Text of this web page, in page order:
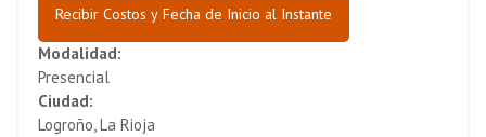
Recibir Costos y Fecha de Inicio al Instante
Modalidad:
Presencial
Ciudad:
Logroño, La Rioja